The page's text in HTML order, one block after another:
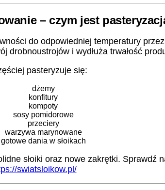
– czym jest
do odpowiedniej temperatury
drobnoustrojów i wydłuża trwałość
pasteryzuje się:
dżemy
konfitury
kompoty
sosy pomidorowe
przeciery
warzywa marynowane
gotowe dania w słoikach
słoiki oraz nowe zakrętki. Sprawdź
swiatsloikow.pl/